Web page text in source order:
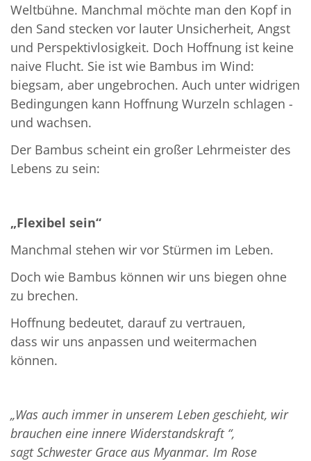
Weltbühne. Manchmal möchte man den Kopf in
den Sand stecken vor lauter Unsicherheit, Angst
und Perspektivlosigkeit. Doch Hoffnung ist keine
naive Flucht. Sie ist wie Bambus im Wind:
biegsam, aber ungebrochen. Auch unter widrigen
Bedingungen kann Hoffnung Wurzeln schlagen -
und wachsen.
Der Bambus scheint ein großer Lehrmeister des
Lebens zu sein:
„Flexibel sein“
Manchmal stehen wir vor Stürmen im Leben.
Doch wie Bambus können wir uns biegen ohne
zu brechen.
Hoffnung bedeutet, darauf zu vertrauen,
dass wir uns anpassen und weitermachen
können.
„Was auch immer in unserem Leben geschieht, wir
brauchen eine innere Widerstandskraft “,
sagt Schwester Grace aus Myanmar. Im Rose